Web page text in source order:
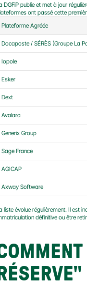
DGFiP publie et met à jour
ont passé cette
Plateforme Agréée
Docaposte / SÉRÈS (Groupe La
Iopole
Esker
Dext
Avalara
Generix Group
Sage France
AGICAP
Axway Software
liste évolue régulièrement. Il est
définitive ou être